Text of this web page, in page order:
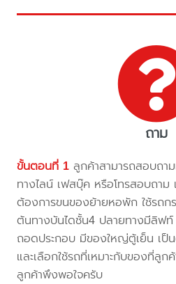
ถาม
ขั้นตอนที่ 1 ลูกค้าสามารถสอบถาม
ทางไลน์ เฟสบุ๊ค หรือโทรสอบถาม
ต้องการขนของย้ายหอพัก ใช้รถก
ต้นทางบันไดชั้น4 ปลายทางมีลิฟท์
ถอดประกอบ มีของใหญ่ตู้เย็น เป็น
และเลือกใช้รถที่เหมาะกับของที่ลูก
ลูกค้าพึงพอใจครับ